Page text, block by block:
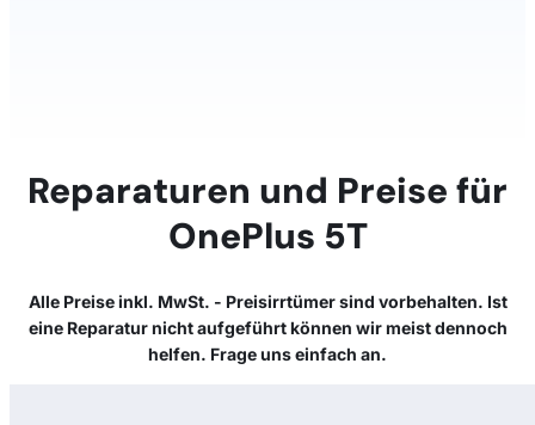
Reparaturen und Preise für
OnePlus 5T
Alle Preise inkl. MwSt. - Preisirrtümer sind vorbehalten. Ist
eine Reparatur nicht aufgeführt können wir meist dennoch
helfen. Frage uns einfach an.